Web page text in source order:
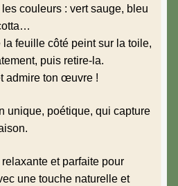
couleurs : vert sauge, bleu
la feuille côté peint sur la toile,
puis retire-la.
admire ton œuvre !
unique, poétique, qui capture
et parfaite pour
une touche naturelle et